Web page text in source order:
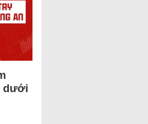
dưới